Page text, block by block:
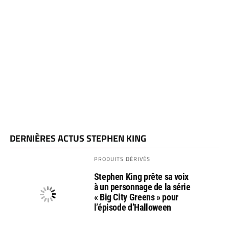
DERNIÈRES ACTUS STEPHEN KING
PRODUITS DÉRIVÉS
Stephen King prête sa voix
à un personnage de la série
« Big City Greens » pour
l’épisode d’Halloween